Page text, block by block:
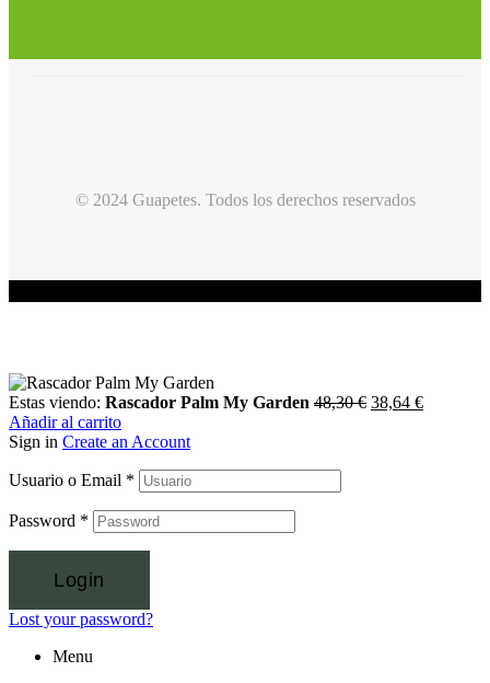
© 2024 Guapetes. Todos los derechos reservados
Estas viendo: Rascador Palm My Garden 48,30€ 38,64 €
Añadir al carrito
Sign in Create an Account
Usuario o Email *
Password *
Login
Lost your password?
Menu